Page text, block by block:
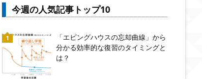
今週の人気記事トップ10
「エビングハウスの忘却曲線」から
分かる効率的な復習のタイミングと
は？